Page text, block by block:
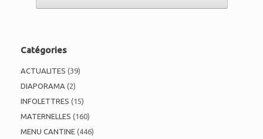
Catégories
ACTUALITES (39)
DIAPORAMA (2)
INFOLETTRES (15)
MATERNELLES (160)
MENU CANTINE (446)